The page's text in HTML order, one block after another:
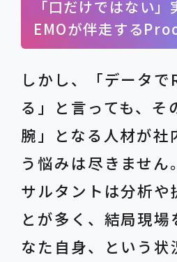
「口だけではない」
EMOが伴走する
しかし、「データで
る」と言っても、そ
腕」となる人材が社
う悩みは尽きません
サルタントは分析や
とが多く、結局現場
なた自身、という状